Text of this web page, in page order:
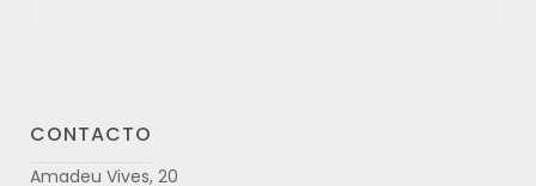
CONTACTO
Amadeu Vives, 20